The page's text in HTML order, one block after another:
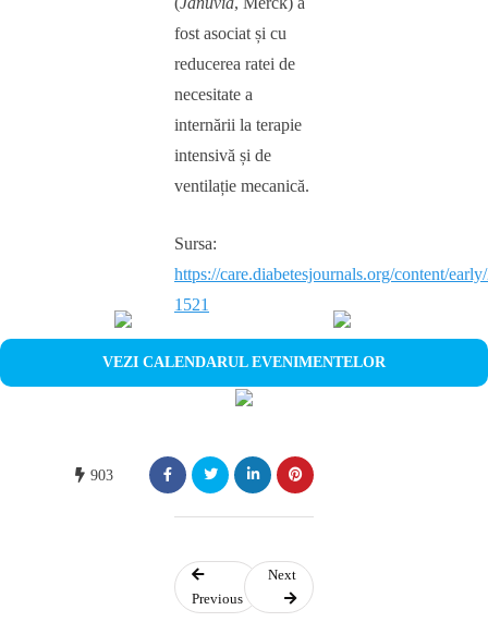
fost asociat și cu
reducerea ratei de
necesitate a
internării la terapie
intensivă și de
ventilație mecanică.
Sursa:
https://care.diabetesjournals.org/content/
1521
VEZI CALENDARUL EVENIMENTELOR
903
Previous
Next